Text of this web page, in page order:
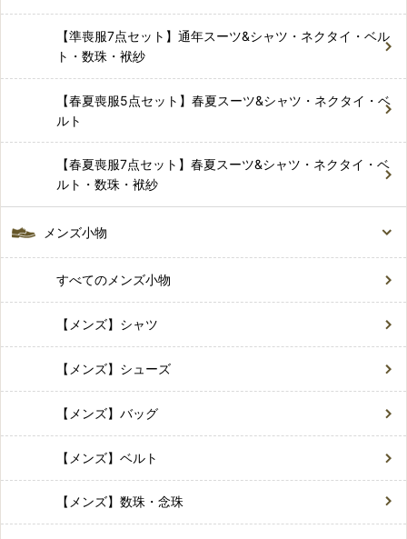
【準喪服7点セット】通年スーツ&シャツ・ネクタイ・ベル
ト・数珠・袱紗
【春夏喪服5点セット】春夏スーツ&シャツ・ネクタイ・ベ
ルト
【春夏喪服7点セット】春夏スーツ&シャツ・ネクタイ・ベ
ルト・数珠・袱紗
メンズ小物
すべてのメンズ小物
【メンズ】シャツ
【メンズ】シューズ
【メンズ】バッグ
【メンズ】ベルト
【メンズ】数珠・念珠